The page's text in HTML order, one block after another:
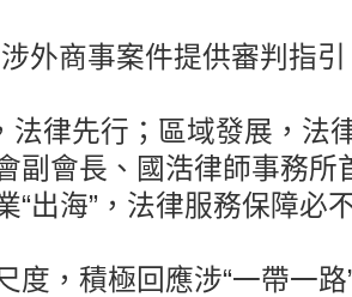
外商事案件提供審判指引
法律先行；區域發展，法
副會長、國浩律師事務所
“出海”，法律服務保障必
度，積極回應涉“一帶一